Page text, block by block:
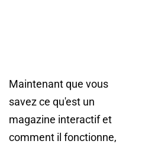
Maintenant que vous
savez ce qu'est un
magazine interactif et
comment il fonctionne,